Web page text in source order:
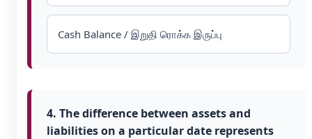
Cash Balance / இறுதி ரொக்க இருப்பு
4. The difference between assets and
liabilities on a particular date represents